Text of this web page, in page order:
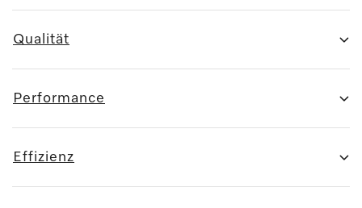
Qualität
Performance
Effizienz